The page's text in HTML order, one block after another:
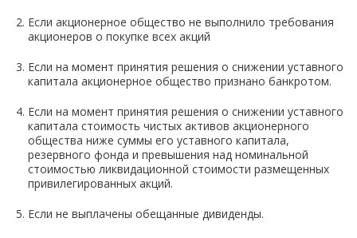
Если акционерное общество не выполнило требования
акционеров о покупке всех акций
Если на момент принятия решения о снижении уставного
капитала акционерное общество признано банкротом.
Если на момент принятия решения о снижении уставного
капитала стоимость чистых активов акционерного
общества ниже суммы его уставного капитала,
резервного фонда и превышения над номинальной
стоимостью ликвидационной стоимости размещенных
привилегированных акций.
Если не выплачены обещанные дивиденды.